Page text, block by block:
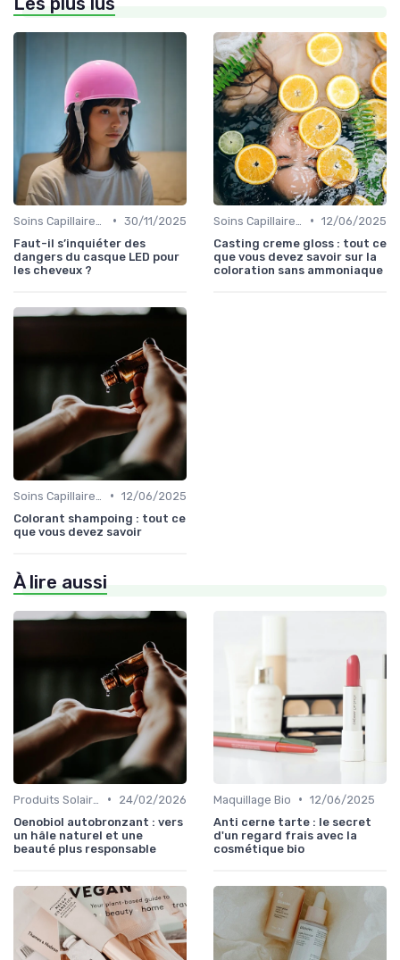
• 30/11/2025
Faut-il s’inquiéter des
dangers du casque LED pour
les cheveux ?
• 12/06/2025
Casting creme gloss : tout ce
que vous devez savoir sur la
coloration sans ammoniaque
• 12/06/2025
Colorant shampoing : tout ce
que vous devez savoir
À lire aussi
•
24/02/2026
Oenobiol autobronzant : vers
un hâle naturel et une
beauté plus responsable
Maquillage Bio • 12/06/2025
Anti cerne tarte : le secret
d'un regard frais avec la
cosmétique bio